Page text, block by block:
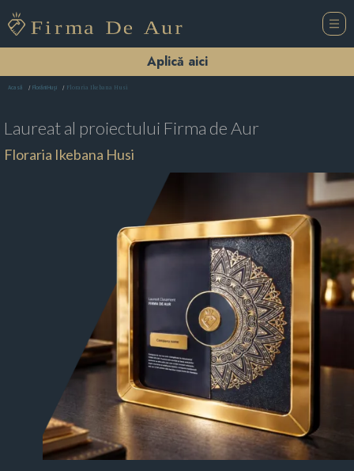
Aplică aici
Acasă Florării Huşi Floraria Ikebana Husi
Laureat al proiectului Firma de Aur
Floraria Ikebana Husi